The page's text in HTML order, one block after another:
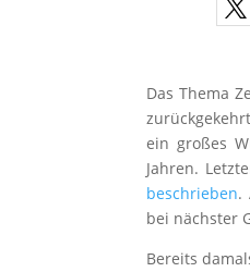
Das Thema
ein großes
Jahren.
beschrieben.
bei nächster
Bereits